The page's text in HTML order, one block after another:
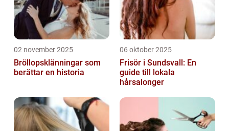
02 november 2025
Bröllopsklänningar som
berättar en historia
06 oktober 2025
Frisör i Sundsvall: En
guide till lokala
hårsalonger